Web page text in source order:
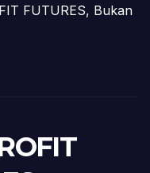
FUTURES, Bukan